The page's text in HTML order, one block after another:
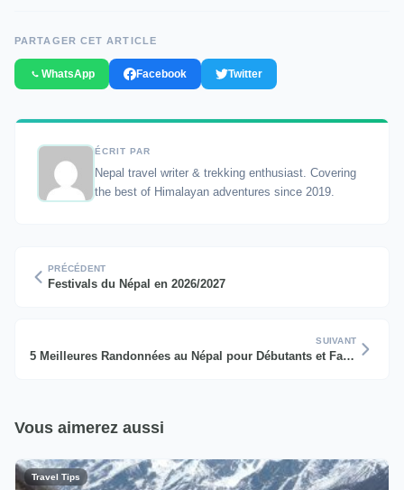
PARTAGER CET ARTICLE
WhatsApp Facebook Twitter
ÉCRIT PAR
Nepal travel writer & trekking enthusiast. Covering
the best of Himalayan adventures since 2019.
PRÉCÉDENT
Festivals du Népal en 2026/2027
SUIVANT
5 Meilleures Randonnées au Népal pour Débutants et Familles
Vous aimerez aussi
Travel Tips